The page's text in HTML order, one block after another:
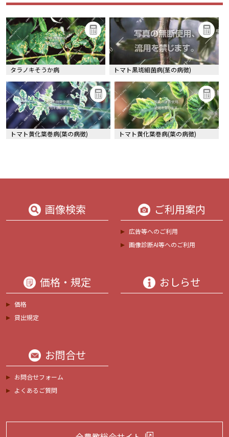
タラノキそうか病 トマト黒斑細菌病(茎の病徴)
トマト黄化葉巻病(葉の病徴) トマト黄化葉巻病(葉の病徴)
画像検索 ご利用案内
広告等へのご利用
画像診断AI等へのご利用
価格・規定
価格
貸出規定
おしらせ
お問合せ
お問合せフォーム
よくあるご質問